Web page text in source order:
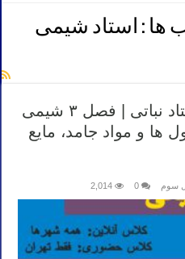
ها : استاد شیمی
نمونه تدریس شیمی استاد نباتی | فصل ۳ شیمی
ها و مواد جامد، مایع
سوم 0
2,014